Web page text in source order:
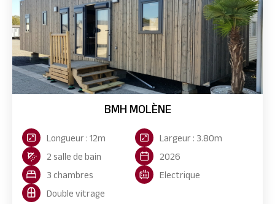
BMH MOLÈNE
Longueur : 12m
Largeur : 3.80m
2 salle de bain
2026
3 chambres
Electrique
Double vitrage